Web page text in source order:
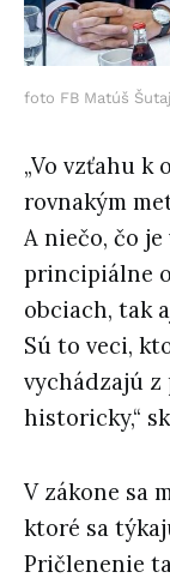
foto FB Matúš
„Vo vzťahu k
rovnakým
A niečo, čo je
principiálne
obciach, tak
Sú to veci,
vychádzajú
historicky,“
V zákone sa
ktoré sa
Pričlenenie